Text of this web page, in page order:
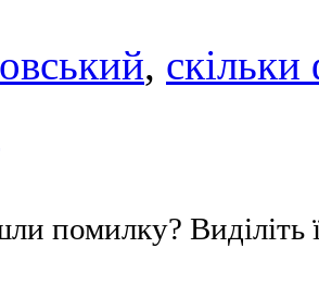
,
помилку? Виділіть